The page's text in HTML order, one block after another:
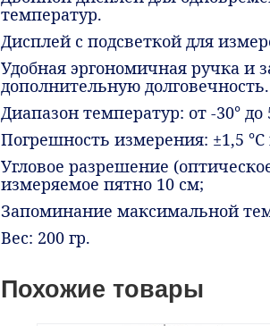
температур.
Дисплей с подсветкой для
Удобная эргономичная ручка
дополнительную долговечность.
Диапазон температур: от -30° до
Погрешность измерения: ±1,5 °C
Угловое разрешение
измеряемое пятно 10 см;
Запоминание максимальной
Вес: 200 гр.
Похожие товары